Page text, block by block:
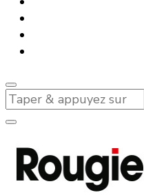
Vous
recherchiez
quelque
chose